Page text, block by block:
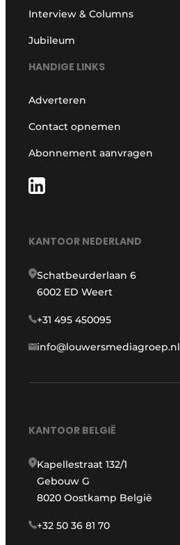
Interview & Columns
Jubileum
HANDIGE LINKS
Adverteren
Contact opnemen
Abonnement aanvragen
KANTOOR NEDERLAND
Schatbeurderlaan 6
6002 ED Weert
+31 495 450095
info@louwersmediagroep.nl
KANTOOR BELGIË
Kapellestraat 132/1
Gebouw G
8020 Oostkamp België
+32 50 36 81 70